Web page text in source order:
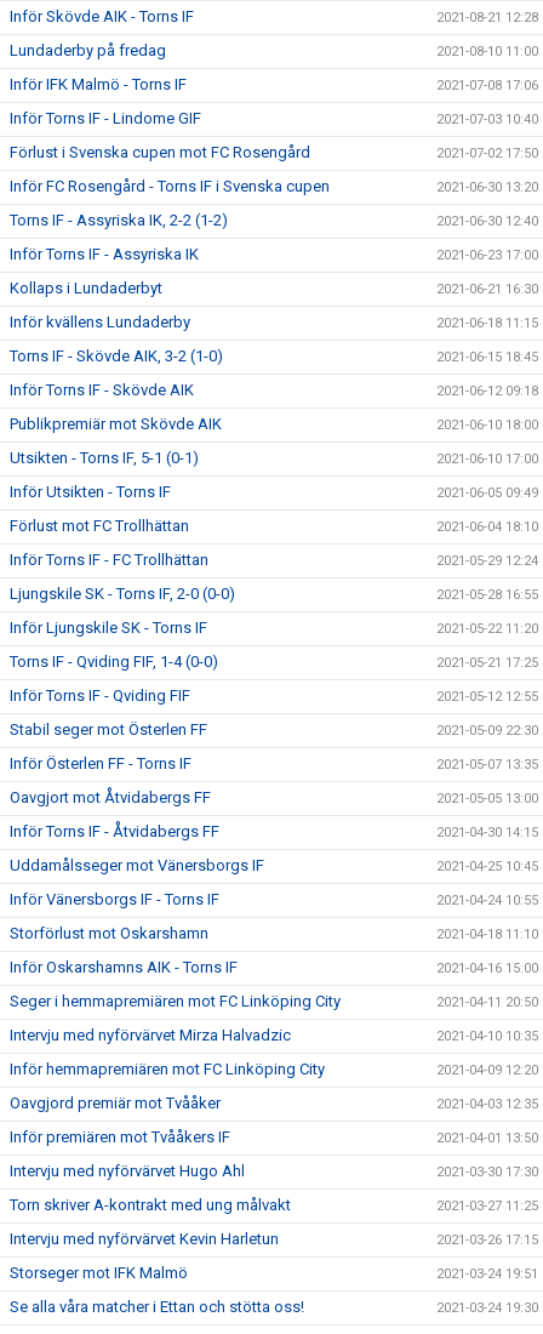
Inför Skövde AIK - Torns IF 2021-08-21 12:28
Lundaderby på fredag 2021-08-10 11:00
Inför IFK Malmö - Torns IF 2021-07-08 17:06
Inför Torns IF - Lindome GIF 2021-07-03 10:40
Förlust i Svenska cupen mot FC Rosengård 2021-07-02 17:50
Inför FC Rosengård - Torns IF i Svenska cupen 2021-06-30 13:20
Torns IF - Assyriska IK, 2-2 (1-2) 2021-06-30 12:40
Inför Torns IF - Assyriska IK 2021-06-23 17:00
Kollaps i Lundaderbyt 2021-06-21 16:30
Inför kvällens Lundaderby 2021-06-18 11:15
Torns IF - Skövde AIK, 3-2 (1-0) 2021-06-15 18:45
Inför Torns IF - Skövde AIK 2021-06-12 09:18
Publikpremiär mot Skövde AIK 2021-06-10 18:00
Utsikten - Torns IF, 5-1 (0-1) 2021-06-10 17:00
Inför Utsikten - Torns IF 2021-06-05 09:49
Förlust mot FC Trollhättan 2021-06-04 18:10
Inför Torns IF - FC Trollhättan 2021-05-29 12:24
Ljungskile SK - Torns IF, 2-0 (0-0) 2021-05-28 16:55
Inför Ljungskile SK - Torns IF 2021-05-22 11:20
Torns IF - Qviding FIF, 1-4 (0-0) 2021-05-21 17:25
Inför Torns IF - Qviding FIF 2021-05-12 12:55
Stabil seger mot Österlen FF 2021-05-09 22:30
Inför Österlen FF - Torns IF 2021-05-07 13:35
Oavgjort mot Åtvidabergs FF 2021-05-05 13:00
Inför Torns IF - Åtvidabergs FF 2021-04-30 14:15
Uddamålsseger mot Vänersborgs IF 2021-04-25 10:45
Inför Vänersborgs IF - Torns IF 2021-04-24 10:55
Storförlust mot Oskarshamn 2021-04-18 11:10
Inför Oskarshamns AIK - Torns IF 2021-04-16 15:00
Seger i hemmapremiären mot FC Linköping City 2021-04-11 20:50
Intervju med nyförvärvet Mirza Halvadzic 2021-04-10 10:35
Inför hemmapremiären mot FC Linköping City 2021-04-09 12:20
Oavgjord premiär mot Tvååker 2021-04-03 12:35
Inför premiären mot Tvååkers IF 2021-04-01 13:50
Intervju med nyförvärvet Hugo Ahl 2021-03-30 17:30
Torn skriver A-kontrakt med ung målvakt 2021-03-27 11:25
Intervju med nyförvärvet Kevin Harletun 2021-03-26 17:15
Storseger mot IFK Malmö 2021-03-24 19:51
Se alla våra matcher i Ettan och stötta oss! 2021-03-24 19:30